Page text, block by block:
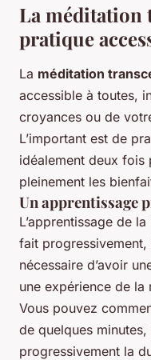
La méditation
pratique
La méditation
accessible à toutes,
croyances ou de
L’important est de
idéalement deux fois
pleinement les
Un apprentissage
L’apprentissage de
fait progressivement,
nécessaire d’avoir
une expérience de
Vous pouvez
de quelques
progressivement la